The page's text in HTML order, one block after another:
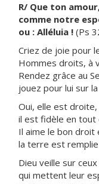
R/ Que ton
comme notre
ou : Alléluia ! (Ps
Criez de joie pour
Hommes droits, à
Rendez grâce au
jouez pour lui sur
Oui, elle est droite,
il est fidèle en tout
Il aime le bon droit
la terre est
Dieu veille sur
qui mettent leur